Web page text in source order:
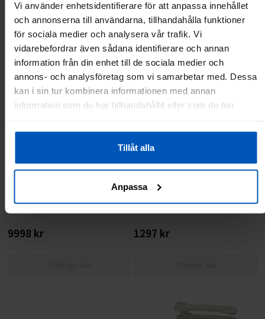
Vi använder enhetsidentifierare för att anpassa innehållet
och annonserna till användarna, tillhandahålla funktioner
för sociala medier och analysera vår trafik. Vi
vidarebefordrar även sådana identifierare och annan
information från din enhet till de sociala medier och
annons- och analysföretag som vi samarbetar med. Dessa
kan i sin tur kombinera informationen med annan
information som du har tillhandahållit eller som de har
Tillåt alla
Anpassa
Titta och köp Titta och köp
9998 kr 1297 kr